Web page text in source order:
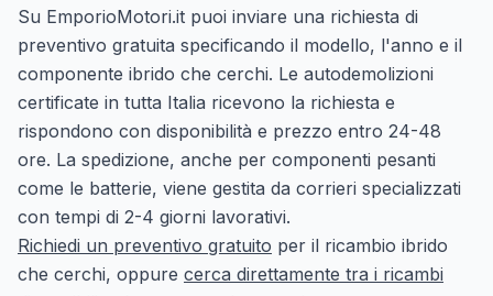
Su EmporioMotori.it puoi inviare una richiesta di
preventivo gratuita specificando il modello, l'anno e il
componente ibrido che cerchi. Le autodemolizioni
certificate in tutta Italia ricevono la richiesta e
rispondono con disponibilità e prezzo entro 24-48
ore. La spedizione, anche per componenti pesanti
come le batterie, viene gestita da corrieri specializzati
con tempi di 2-4 giorni lavorativi.
Richiedi un preventivo gratuito per il ricambio ibrido
che cerchi, oppure cerca direttamente tra i ricambi